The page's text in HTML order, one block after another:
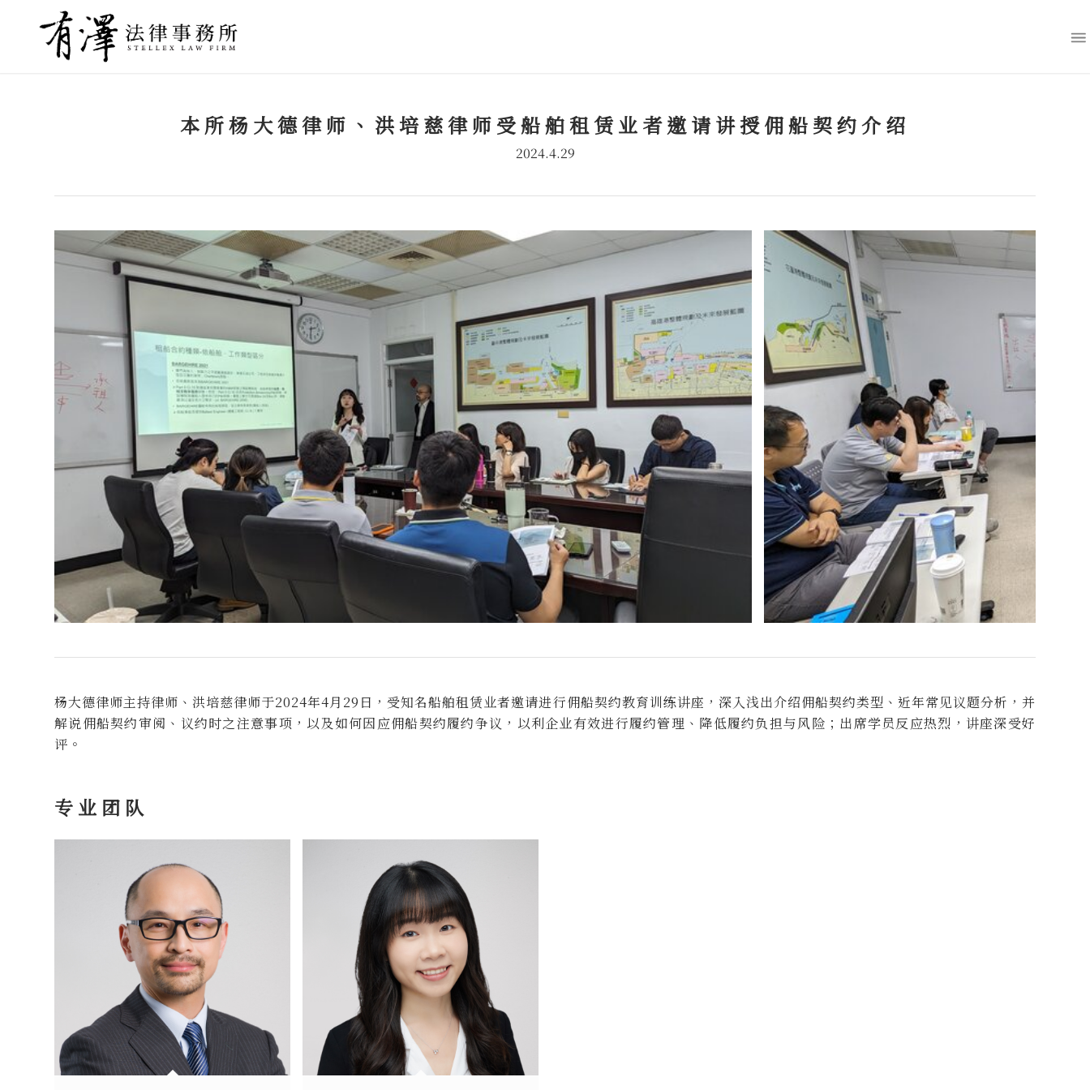
本所杨大德律师、洪培慈律师受船舶租赁业者邀请讲授佣船契约介绍
2024.4.29
杨大德律师主持律师、洪培慈律师于2024年4月29日，受知名船舶租赁业者邀请进行佣船契约教育训练讲座，深入浅出介绍佣船契约类型、近年常见议题分析，并
解说佣船契约审阅、议约时之注意事项，以及如何因应佣船契约履约争议，以利企业有效进行履约管理、降低履约负担与风险；出席学员反应热烈，讲座深受好
评。
专业团队